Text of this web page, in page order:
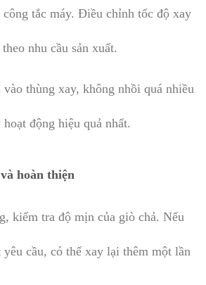
công tắc máy. Điều chỉnh tốc độ xay
nhu cầu sản xuất.
thùng xay, không nhồi quá nhiều
động hiệu quả nhất.
hoàn thiện
kiểm tra độ mịn của giò chả. Nếu
yêu cầu, có thể xay lại thêm một lần